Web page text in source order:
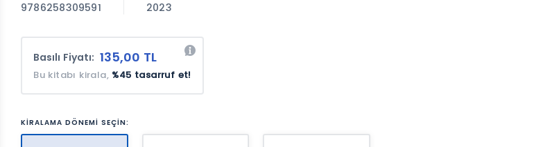
9786258309591 2023
Basılı Fiyatı: 135,00 TL
Bu kitabı kirala, %45 tasarruf et!
KİRALAMA DÖNEMİ SEÇİN: